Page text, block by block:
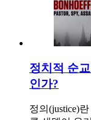
정치적 순
인가?
정의(justice)